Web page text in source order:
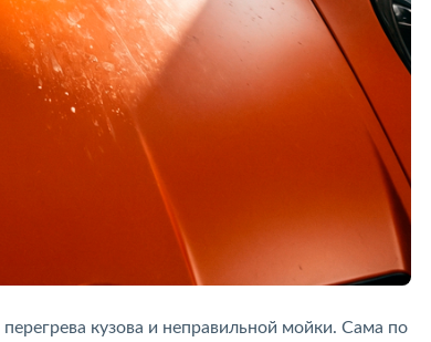
кузова и неправильной мойки. Сама по